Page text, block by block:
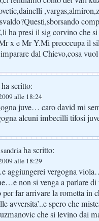
ha presi il sig corvino che si
x e Mr Y.Mi preoccupa il
dal Chievo,cosa
ha scritto:
alle 18:24
juve… caro david mi
alcuni imbecilli tifosi
ha scritto:
alle 18:29
aggiungerei vergogna
non si venga a parlare
per far arrivare la rometta in
avversita’..e spero che
che si levino dai